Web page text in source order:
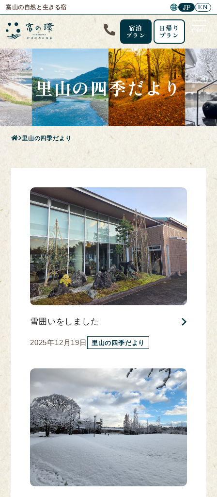
富山の自然と生きる宿 JP EN
宿泊
プラン
日帰り
プラン
里山の四季だより
里山の四季だより
雪囲いをしました
2025年12月19日 里山の四季だより
menu